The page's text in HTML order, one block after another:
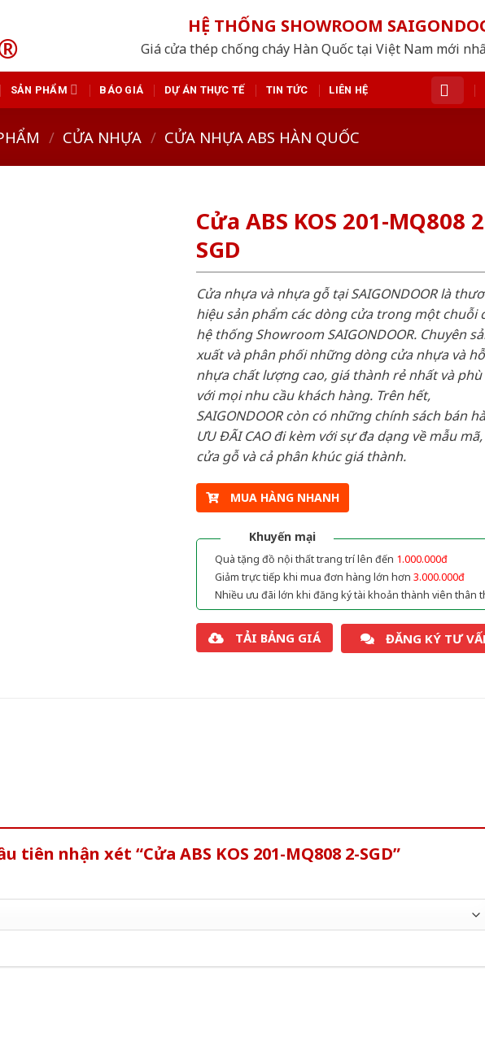
HỆ THỐNG SHOWROOM
Giá cửa thép chống cháy Hàn Quốc tại Việt Nam mới
SẢN PHẨM BÁO GIÁ DỰ ÁN THỰC TẾ TIN TỨC LIÊN HỆ
/ CỬA NHỰA / CỬA NHỰA ABS HÀN QUỐC
Cửa ABS KOS 201-MQ808
SGD
Cửa nhựa và nhựa gỗ tại SAIGONDOOR là
hiệu sản phẩm các dòng cửa trong một chuỗi
hệ thống Showroom SAIGONDOOR. Chuyên
xuất và phân phối những dòng cửa nhựa và
nhựa chất lượng cao, giá thành rẻ nhất và
với mọi nhu cầu khách hàng. Trên hết,
SAIGONDOOR còn có những chính sách bán
ƯU ĐÃI CAO đi kèm với sự đa dạng về mẫu
cửa gỗ và cả phân khúc giá thành.
MUA HÀNG NHANH
Khuyến mại
Quà tặng đồ nội thất trang trí lên đến 1.000.000đ
Giảm trực tiếp khi mua đơn hàng lớn hơn 3.000.000đ
Nhiều ưu đãi lớn khi đăng ký tài khoản thành viên thân
TẢI BẢNG GIÁ ĐĂNG KÝ TƯ
tiên nhận xét “Cửa ABS KOS 201-MQ808 2-SGD”